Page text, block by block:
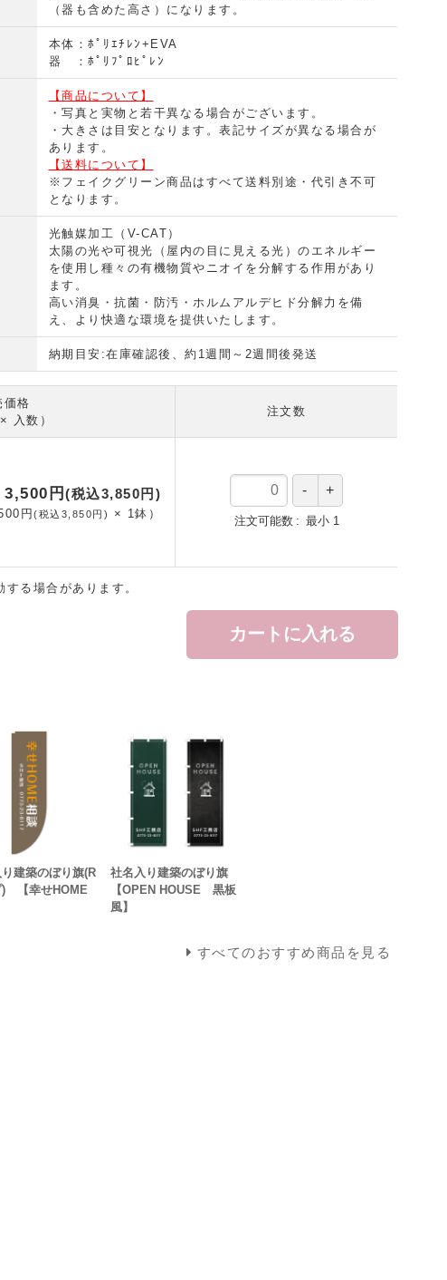
（器も含めた高さ）になります。
本体：ﾎﾟﾘｴﾁﾚﾝ+EVA
器 ：ﾎﾟﾘﾌﾟﾛﾋﾟﾚﾝ
【商品について】
・写真と実物と若干異なる場合がございます。
・大きさは目安となります。表記サイズが異なる場合が
あります。
【送料について】
※フェイクグリーン商品はすべて送料別途・代引き不可
となります。
光触媒加工（V-CAT）
太陽の光や可視光（屋内の目に見える光）のエネルギー
を使用し種々の有機物質やニオイを分解する作用があり
ます。
高い消臭・抗菌・防汚・ホルムアルデヒド分解力を備
え、より快適な環境を提供いたします。
納期目安:在庫確認後、約1週間～2週間後発送
価格
入数）
注文数
3,500円(税込3,850円)
円(税込3,850円) × 1鉢 ）
注文可能数 最小 1
る場合があります。
カートに入れる
建築のぼり旗(R
) 【幸せHOME
社名入り建築のぼり旗
【OPEN HOUSE 黒板
風】
すべてのおすすめ商品を見る